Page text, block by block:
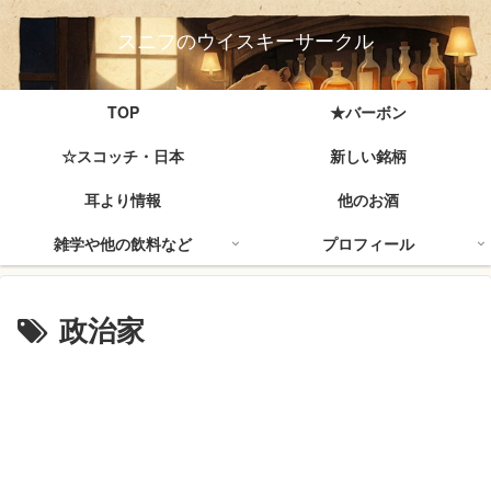
スニフのウイスキーサークル
TOP
★バーボン
☆スコッチ・日本
新しい銘柄
耳より情報
他のお酒
雑学や他の飲料など
プロフィール
政治家